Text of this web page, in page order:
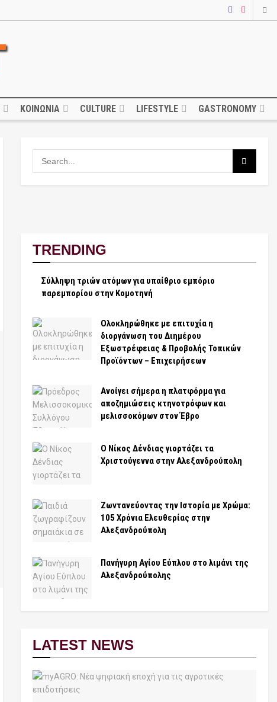
ΚΟΙΝΩΝΙΑ CULTURE LIFESTYLE GASTRONOMY
TRENDING
Σύλληψη τριών ατόμων για υπαίθριο εμπόριο
παρεμπορίου στην Κομοτηνή
Ολοκληρώθηκε με επιτυχία η
διοργάνωση του Διημέρου
Εξωστρέφειας & Προβολής Τοπικών
Προϊόντων – Επιχειρήσεων
Ανοίγει σήμερα η πλατφόρμα για
αποζημιώσεις κτηνοτρόφων και
μελισσοκόμων στον Έβρο
Ο Νίκος Δένδιας γιορτάζει τα
Χριστούγεννα στην Αλεξανδρούπολη
Ζωντανεύοντας την Ιστορία με Χρώμα:
105 Χρόνια Ελευθερίας στην
Αλεξανδρούπολη
Πανήγυρη Αγίου Εύπλου στο λιμάνι της
Αλεξανδρούπολης
LATEST NEWS